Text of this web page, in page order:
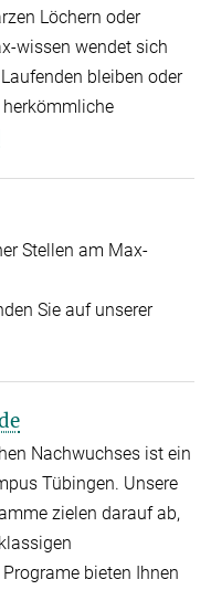
Löchern oder
wissen wendet sich
bleiben oder
Stellen am Max-
Sie auf unserer
Nachwuchses ist ein
Tübingen. Unsere
zielen darauf ab,
bieten Ihnen